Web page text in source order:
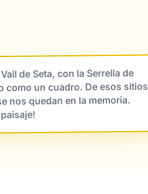
de Seta, con la Serrella de
como un cuadro. De esos sitios
nos quedan en la memoria.
paisaje!